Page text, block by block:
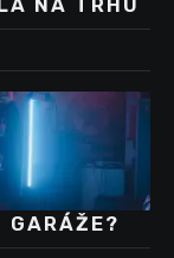
GARÁŽE?